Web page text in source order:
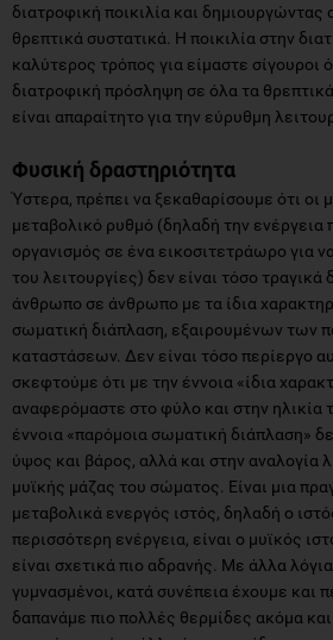
διατροφική ποικιλία και δημιουργώντας
θρεπτικά συστατικά. Η ποικιλία στην
καλύτερος τρόπος για είμαστε σίγουροι
διατροφική πρόσληψη σε όλα τα
είναι απαραίτητο για την εύρυθμη
Φυσική δραστηριότητα
Ύστερα, πρέπει να ξεκαθαρίσουμε ότι οι
μεταβολικό ρυθμό (δηλαδή την ενέργεια
οργανισμός σε ένα εικοσιτετράωρο για
του λειτουργίες) δεν είναι τόσο τραγικά
άνθρωπο σε άνθρωπο με τα ίδια
σωματική διάπλαση, εξαιρουμένων των
καταστάσεων. Δεν είναι τόσο περίεργο
σκεφτούμε ότι με την έννοια «ίδια
αναφερόμαστε στο φύλο και στην ηλικία
έννοια «παρόμοια σωματική διάπλαση»
ύψος και βάρος, αλλά και στην αναλογία
μυϊκής μάζας του σώματος. Είναι μια
μεταβολικά ενεργός ιστός, δηλαδή ο
περισσότερη ενέργεια, είναι ο μυϊκός
είναι σχετικά πιο αδρανής. Με άλλα
γυμνασμένοι, κατά συνέπεια έχουμε και
δαπανάμε πιο πολλές θερμίδες ακόμα